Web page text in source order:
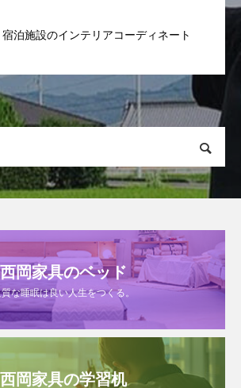
宿泊施設のインテリアコーディネート
西岡家具のベッド
な睡眠は良い人生をつくる。
西岡家具の学習机